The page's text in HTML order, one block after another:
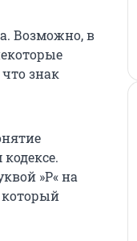
Возможно, в
знак
»Р« на
который